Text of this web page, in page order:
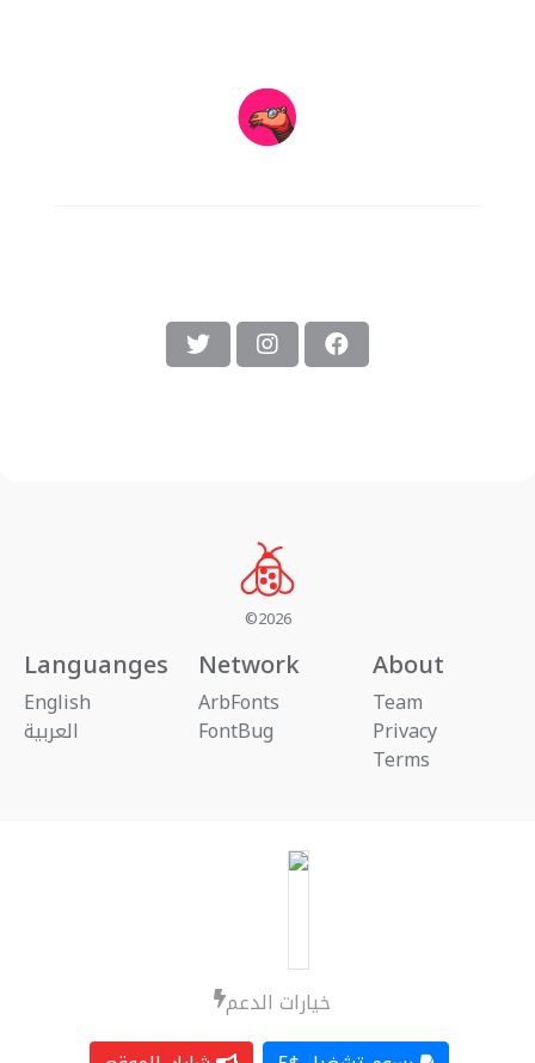
خيارات الدعم
©2026
Languanges
English
العربية
Network
ArbFonts
FontBug
About
Team
Privacy
Terms